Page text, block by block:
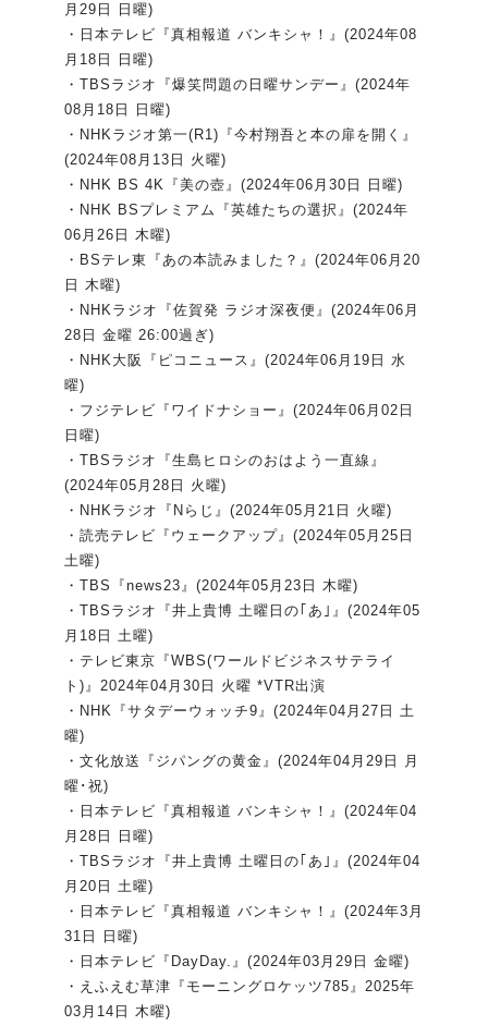
月29日 日曜)
・日本テレビ『真相報道 バンキシャ！』(2024年08
月18日 日曜)
・TBSラジオ『爆笑問題の日曜サンデー』(2024年
08月18日 日曜)
・NHKラジオ第一(R1)『今村翔吾と本の扉を開く』
(2024年08月13日 火曜)
・NHK BS 4K『美の壺』(2024年06月30日 日曜)
・NHK BSプレミアム『英雄たちの選択』(2024年
06月26日 木曜)
・BSテレ東『あの本読みました？』(2024年06月20
日 木曜)
・NHKラジオ『佐賀発 ラジオ深夜便』(2024年06月
28日 金曜 26:00過ぎ)
・NHK大阪『ピコニュース』(2024年06月19日 水
曜)
・フジテレビ『ワイドナショー』(2024年06月02日
日曜)
・TBSラジオ『生島ヒロシのおはよう一直線』
(2024年05月28日 火曜)
・NHKラジオ『Nらじ』(2024年05月21日 火曜)
・読売テレビ『ウェークアップ』(2024年05月25日
土曜)
・TBS『news23』(2024年05月23日 木曜)
・TBSラジオ『井上貴博 土曜日の｢あ｣』(2024年05
月18日 土曜)
・テレビ東京『WBS(ワールドビジネスサテライ
ト)』2024年04月30日 火曜 *VTR出演
・NHK『サタデーウォッチ9』(2024年04月27日 土
曜)
・文化放送『ジパングの黄金』(2024年04月29日 月
曜･祝)
・日本テレビ『真相報道 バンキシャ！』(2024年04
月28日 日曜)
・TBSラジオ『井上貴博 土曜日の｢あ｣』(2024年04
月20日 土曜)
・日本テレビ『真相報道 バンキシャ！』(2024年3月
31日 日曜)
・日本テレビ『DayDay.』(2024年03月29日 金曜)
・えふえむ草津『モーニングロケッツ785』2025年
03月14日 木曜)